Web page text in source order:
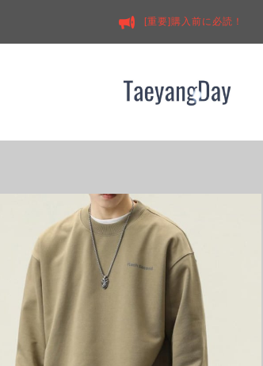
[重要]購入前に必読！